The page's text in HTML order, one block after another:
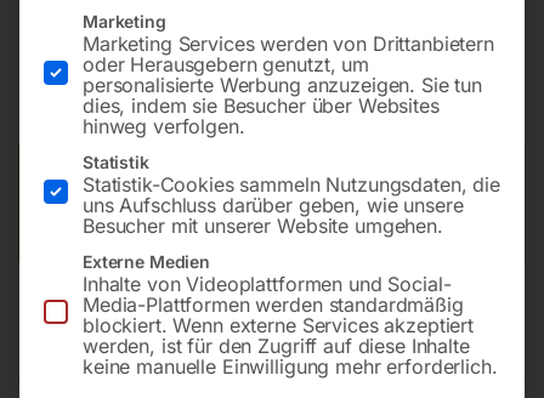
(70 190 123)
Preis auf Anfrage
Versandkosten Standard (Österreich): €
10,00
Bitte beachten Sie: Die Versandkosten gelten für Österreich.
Andere Länder können abweichen.
Produktsicherheit
Marketing
Marketing Services werden von Drittanbietern
oder Herausgebern genutzt, um
personalisierte Werbung anzuzeigen. Sie tun
dies, indem sie Besucher über Websites
hinweg verfolgen.
Statistik
Statistik-Cookies sammeln Nutzungsdaten, die
uns Aufschluss darüber geben, wie unsere
Besucher mit unserer Website umgehen.
Externe Medien
Inhalte von Videoplattformen und Social-
Media-Plattformen werden standardmäßig
blockiert. Wenn externe Services akzeptiert
werden, ist für den Zugriff auf diese Inhalte
keine manuelle Einwilligung mehr erforderlich.